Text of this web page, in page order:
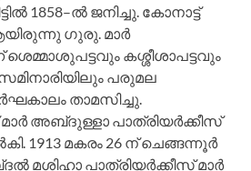
1858–ല്‍ ജനിച്ചു. കോനാട്ട്‌
ഗുരു. മാര്‍
കശ്ശീശാപട്ടവും
പരുമല
താമസിച്ചു.
അബ്‌ദുള്ളാ പാത്രിയര്‍ക്കീസ്‌
1913 മകരം 26 ന്‌ ചെങ്ങന്നൂര്‍
മശിഹാ പാത്രിയര്‍ക്കീസ്‌ മാര്‍